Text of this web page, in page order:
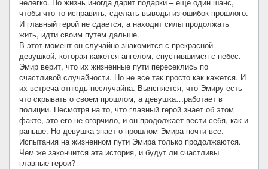
чтобы что-то исправить, сделать выводы из ошибок прошлого.
И главный герой не сдается, а находит силы продолжать
жить, идти своим путем дальше.
В этот момент он случайно знакомится с прекрасной
девушкой, которая кажется ангелом, спустившимся с небес.
Эмир верит, что их жизненные пути пересеклись по
счастливой случайности. Но не все так просто как кажется. И
их встреча отнюдь неслучайна. Выясняется, что Эмиру есть
что скрывать о своем прошлом, а девушка…работает в
полиции. Несмотря на то, что главный герой знает об этом
факте, это его не огорчило, и он продолжает вести себя, как и
раньше. Но девушка знает о прошлом Эмира почти все.
Испытания на жизненном пути Эмира только продолжаются.
Чем же закончится эта история, и будут ли счастливы
главные герои?